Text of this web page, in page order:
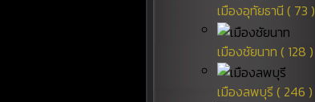
เมืองอุทัยธานี ( 73 )
เมืองชัยนาท ( 128 )
เมืองลพบุรี ( 246 )